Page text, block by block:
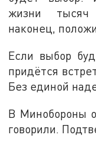
жизни тысяч
наконец,
Если выбор
придётся
Без единой
В Минобороны
говорили.